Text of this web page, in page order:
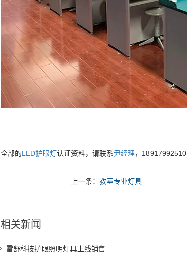
全部的LED护眼灯认证资料，请联系尹经理，18917992510
上一条：教室专业灯具
相关新闻
雷舒科技护眼照明灯具上线销售